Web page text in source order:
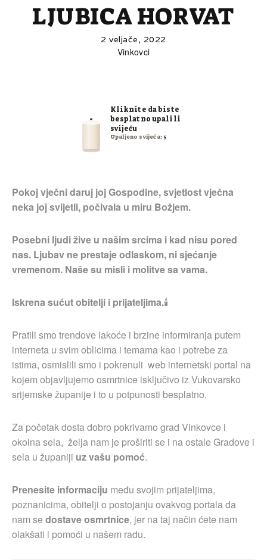
LJUBICA HORVAT
2 veljače, 2022
Vinkovci
Kliknite da biste
besplatno upalili
svijeću
Upaljeno svijeća: 5
Pokoj vječni daruj joj Gospodine, svjetlost vječna
neka joj svijetli, počivala u miru Božjem.
Posebni ljudi žive u našim srcima i kad nisu pored
nas. Ljubav ne prestaje odlaskom, ni sjećanje
vremenom. Naše su misli i molitve sa vama.
Iskrena sućut obitelji i prijateljima.🕯
Pratili smo trendove lakoće i brzine informiranja putem
interneta u svim oblicima i temama kao i potrebe za
istima, osmislili smo i pokrenuli web internetski portal na
kojem objavljujemo osmrtnice isključivo iz Vukovarsko
srijemske županije i to u potpunosti besplatno.
Za početak dosta dobro pokrivamo grad Vinkovce i
okolna sela, želja nam je proširiti se i na ostale Gradove i
sela u županiji uz vašu pomoć.
Prenesite informaciju među svojim prijateljima,
poznanicima, obitelji o postojanju ovakvog portala da
nam sedostave osmrtnice, jer na taj način ćete nam
olakšati i pomoći u našem radu.